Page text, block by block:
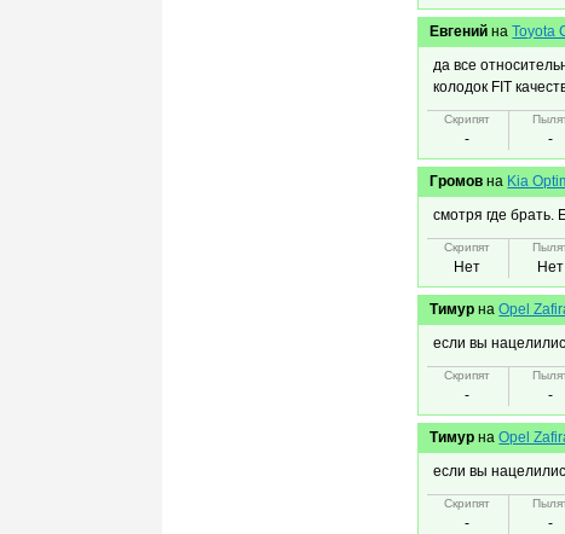
Евгений на Toyota
да все
колодок FIT
Скрипят
- -
Громов на Kia
смотря где брать.
Скрипят
Нет Нет
Тимур на Opel
если вы
Скрипят
- -
Тимур на Opel
если вы
Скрипят
- -